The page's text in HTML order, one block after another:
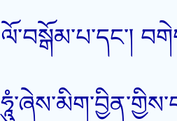
ལོ་བསྒོམ་པ་དང་།